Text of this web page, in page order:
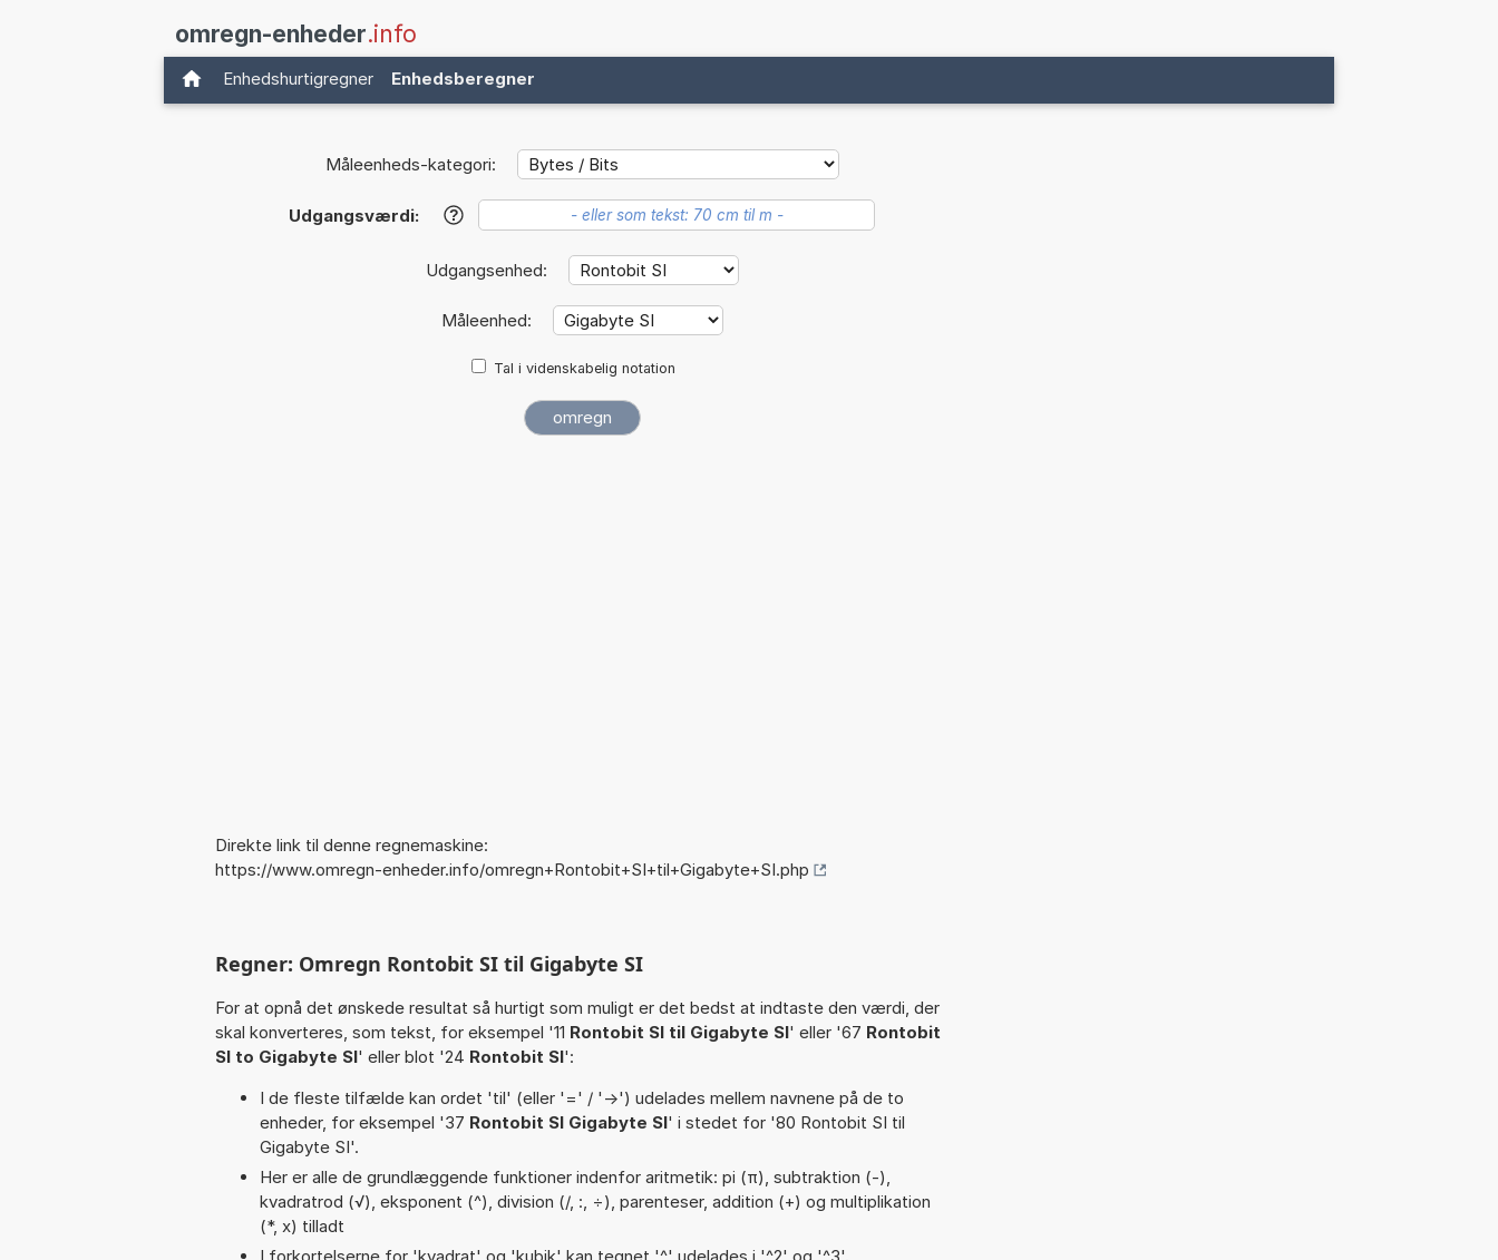
omregn-enheder.info
Enhedshurtigregner Enhedsberegner
Måleenheds-kategori:
Udgangsværdi: ?
Udgangsenhed:
Måleenhed:
Tal i videnskabelig notation
Direkte link til denne regnemaskine:
https://www.omregn-enheder.info/omregn+Rontobit+SI+til+Gigabyte+SI.php
Regner: Omregn Rontobit SI til Gigabyte SI
For at opnå det ønskede resultat så hurtigt som muligt er det bedst at indtaste den værdi, der
skal konverteres, som tekst, for eksempel '11 Rontobit SI til Gigabyte SI' eller '67 Rontobit
SI to Gigabyte SI' eller blot '24 Rontobit SI':
I de fleste tilfælde kan ordet 'til' (eller '=' / '->') udelades mellem navnene på de to
enheder, for eksempel '37 Rontobit SI Gigabyte SI' i stedet for '80 Rontobit SI til
Gigabyte SI'.
Her er alle de grundlæggende funktioner indenfor aritmetik: pi (π), subtraktion (-),
kvadratrod (√), eksponent (^), division (/, :, ÷), parenteser, addition (+) og multiplikation
(*, x) tilladt
I forkortelserne for 'kvadrat' og 'kubik' kan tegnet '^' udelades i '^2' og '^3'.